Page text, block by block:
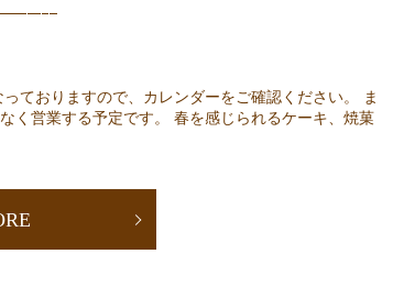
ておりますので、カレンダーをご確認ください。 ま
く営業する予定です。 春を感じられるケーキ、焼菓